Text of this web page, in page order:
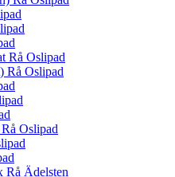
Rå Oslipad
Rå Oslipad
Oslipad
Rå Ädelsten